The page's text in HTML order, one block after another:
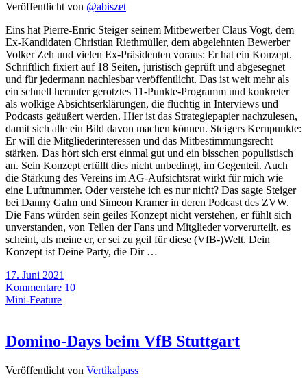
Veröffentlicht von @abiszet
Eins hat Pierre-Enric Steiger seinem Mitbewerber Claus Vogt, dem
Ex-Kandidaten Christian Riethmüller, dem abgelehnten Bewerber
Volker Zeh und vielen Ex-Präsidenten voraus: Er hat ein Konzept.
Schriftlich fixiert auf 18 Seiten, juristisch geprüft und abgesegnet
und für jedermann nachlesbar veröffentlicht. Das ist weit mehr als
ein schnell herunter gerotztes 11-Punkte-Programm und konkreter
als wolkige Absichtserklärungen, die flüchtig in Interviews und
Podcasts geäußert werden. Hier ist das Strategiepapier nachzulesen,
damit sich alle ein Bild davon machen können. Steigers Kernpunkte:
Er will die Mitgliederinteressen und das Mitbestimmungsrecht
stärken. Das hört sich erst einmal gut und ein bisschen populistisch
an. Sein Konzept erfüllt dies nicht unbedingt, im Gegenteil. Auch
die Stärkung des Vereins im AG-Aufsichtsrat wirkt für mich wie
eine Luftnummer. Oder verstehe ich es nur nicht? Das sagte Steiger
bei Danny Galm und Simeon Kramer in deren Podcast des ZVW.
Die Fans würden sein geiles Konzept nicht verstehen, er fühlt sich
unverstanden, von Teilen der Fans und Mitglieder vorverurteilt, es
scheint, als meine er, er sei zu geil für diese (VfB-)Welt. Dein
Konzept ist Deine Party, die Dir …
17. Juni 2021
Kommentare 10
Mini-Feature
Domino-Days beim VfB Stuttgart
Veröffentlicht von Vertikalpass